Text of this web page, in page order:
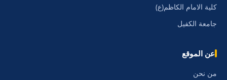
كلية الامام الكاظم(ع)
جامعة الكفيل
عن الموقع
من نحن